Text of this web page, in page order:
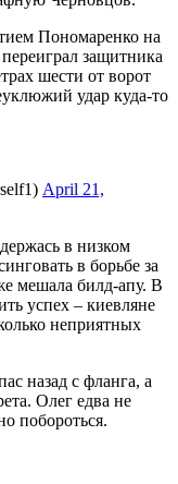
Пономаренко на
защитника
шести от ворот
удар куда-то
April 21,
в низком
в борьбе за
мешала билд-апу. В
успех – киевляне
неприятных
назад с фланга, а
Олег едва не
побороться.